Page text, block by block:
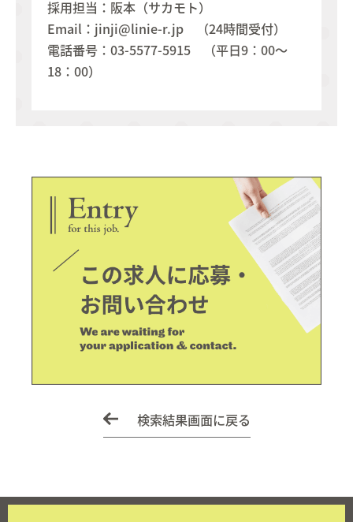
採用担当：阪本（サカモト）
Email：jinji@linie-r.jp （24時間受付）
電話番号：03-5577-5915 （平日9：00～
18：00）
検索結果画面に戻る